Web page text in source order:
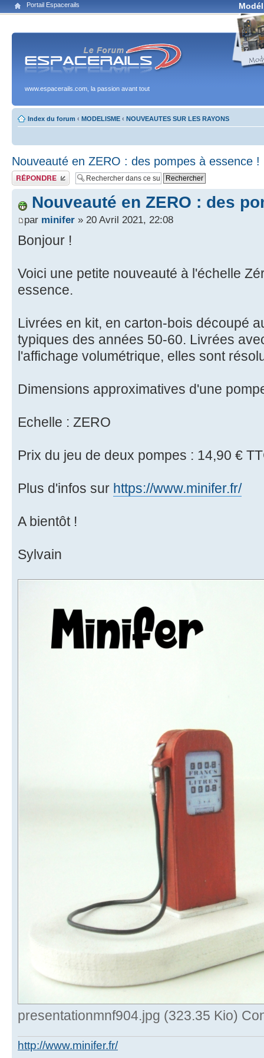
Portail Espacerails
www.espacerails.com, la passion avant tout
Index du forum ‹ MODELISME ‹ NOUVEAUTES SUR LES RAYONS
Nouveauté en ZERO : des pompes à essence !
Publier une réponse
Nouveauté en ZERO : des
par minifer » 20 Avril 2021, 22:08
Bonjour !
Voici une petite nouveauté à l'échelle
essence.
Livrées en kit, en carton-bois découpé
typiques des années 50-60. Livrées
l'affichage volumétrique, elles sont
Dimensions approximatives d'une
Echelle : ZERO
Prix du jeu de deux pompes : 14,90 €
Plus d'infos sur https://www.minifer.fr/
A bientôt !
Sylvain
presentationmnf904.jpg (323.35 Kio)
http://www.minifer.fr/